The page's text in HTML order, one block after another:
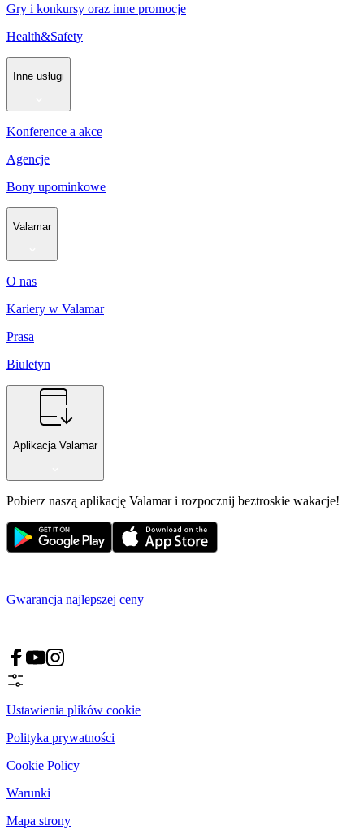
Gry i konkursy oraz inne promocje
Health&Safety
Inne usługi
Konference a akce
Agencje
Bony upominkowe
Valamar
O nas
Kariery w Valamar
Prasa
Biuletyn
Aplikacja Valamar
Pobierz naszą aplikację Valamar i rozpocznij beztroskie wakacje!
Gwarancja najlepszej ceny
Ustawienia plików cookie
Polityka prywatności
Cookie Policy
Warunki
Mapa strony